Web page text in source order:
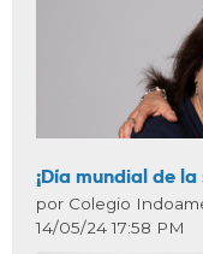
¡Día mundial de
por Colegio
14/05/24 17:58 PM